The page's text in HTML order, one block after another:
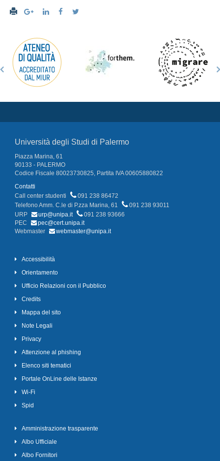
Università degli Studi di Palermo
Piazza Marina, 61
90133 - PALERMO
Codice Fiscale 80023730825, Partita IVA 00605880822
Contatti
Call center studenti
091 238 86472
Telefono Amm. C.le di P.zza Marina, 61
091 238 93011
URP
urp@unipa.it
091 238 93666
PEC
pec@cert.unipa.it
Webmaster
webmaster@unipa.it
Accessibilità
Orientamento
Ufficio Relazioni con il Pubblico
Credits
Mappa del sito
Note Legali
Privacy
Attenzione al phishing
Elenco siti tematici
Portale OnLine delle Istanze
Wi-Fi
Spid
Amministrazione trasparente
Albo Ufficiale
Albo Fornitori